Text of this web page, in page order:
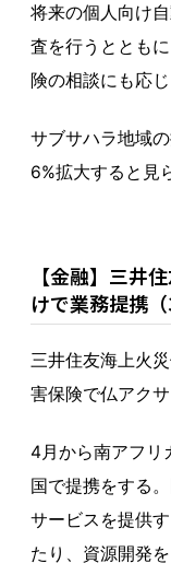
将来の個人向け
査を行うととも
険の相談にも応じ
サブサハラ地域
6%拡大すると見
【金融】三井
けで業務提携（
三井住友海上火
害保険で仏アク
4月から南アフリ
国で提携をする
サービスを提供
たり、資源開発